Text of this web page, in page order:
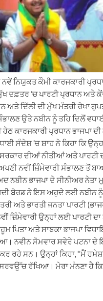
ਨਿਯੁਕਤ ਕੌਮੀ ਕਾਰਜਕਾਰੀ
ਦਫ਼ਤਰ ’ਚ ਪਾਰਟੀ ਪ੍ਰਧਾਨ ਅਤੇ
ਦਿੱਲੀ ਦੀ ਮੁੱਖ ਮੰਤਰੀ ਰੇਖਾ
ਉਤੇ ਨਬੀਨ ਨੂੰ ਤਹਿ ਦਿਲੋਂ
ਕਾਰਜਕਾਰੀ ਪ੍ਰਧਾਨ ਭਾਜਪਾ
ਸੰਦੇਸ਼ ’ਚ ਸ਼ਾਹ ਨੇ ਕਿਹਾ ਕਿ
ਦੀਆਂ ਨੀਤੀਆਂ ਅਤੇ ਪਾਰਟੀ
ਨਵੀਂ ਜ਼ਿੰਮੇਵਾਰੀ ਸੰਭਾਲਣ ਤੋਂ
ਨਬੀਨ ਭਾਜਪਾ ਦੇ ਸੀਨੀਅਰ
ਬੋਰਡ ਨੇ ਇਸ ਅਹੁਦੇ ਲਈ ਨਬੀਨ
ਅਤੇ ਭਾਰਤੀ ਜਨਤਾ ਪਾਰਟੀ
ਜ਼ਿੰਮੇਵਾਰੀ ਉਨ੍ਹਾਂ ਲਈ ਪਾਰਟੀ
ਪਿਤਾ ਅਤੇ ਸਾਬਕਾ ਭਾਜਪਾ
ਨਵੀਨ ਸੋਮਵਾਰ ਸਵੇਰੇ ਪਟਨਾ ਦੇ
ਰਹੇ ਸਨ। ਉਨ੍ਹਾਂ ਕਿਹਾ, ‘‘ਮੈਂ
ਰੱਖਿਆ। ਮੇਰਾ ਮੰਨਣਾ ਹੈ